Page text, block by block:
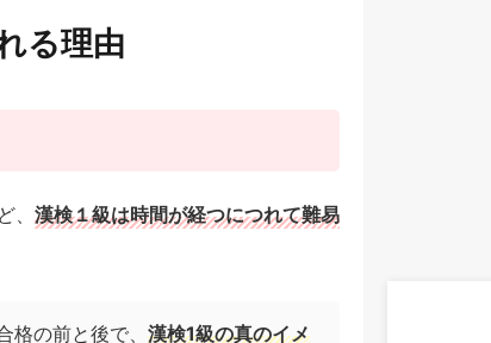
る理由
漢検１級は時間が経つにつれて難易
の前と後で、 漢検1級の真のイメ